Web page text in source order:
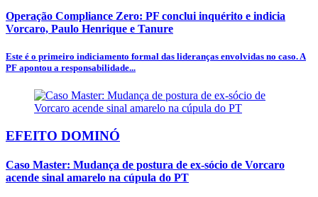
Operação Compliance Zero: PF conclui inquérito e indicia
Vorcaro, Paulo Henrique e Tanure
Este é o primeiro indiciamento formal das lideranças envolvidas no caso. A
PF apontou a responsabilidade...
EFEITO DOMINÓ
Caso Master: Mudança de postura de ex-sócio de Vorcaro
acende sinal amarelo na cúpula do PT